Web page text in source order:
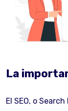
La
El SEO, o